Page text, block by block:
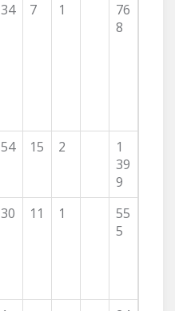
34 7 1
76
8
54 15 2
1
39
9
30 11 1
55
5